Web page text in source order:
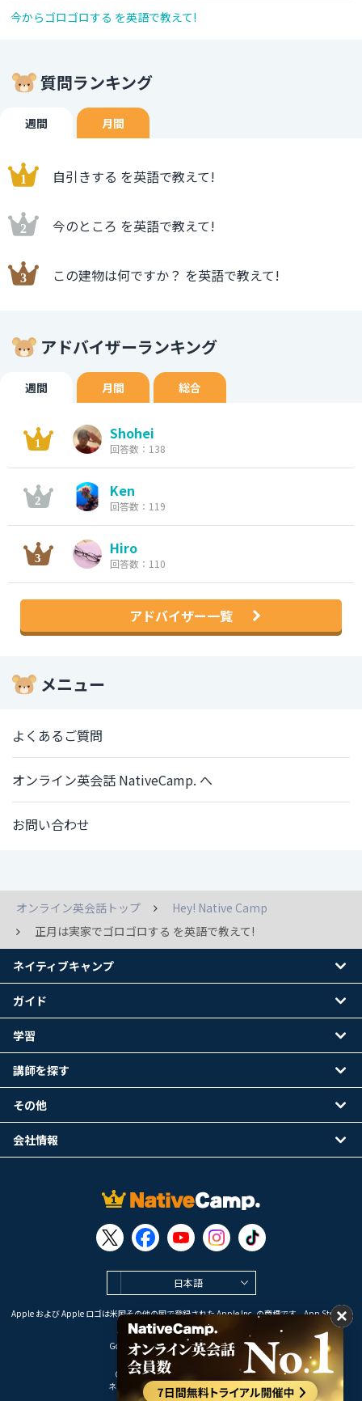
今からゴロゴロする を英語で教えて!
質問ランキング
週間 月間
自引きする を英語で教えて!
今のところ を英語で教えて!
この建物は何ですか？ を英語で教えて!
アドバイザーランキング
週間 月間 総合
Shohei
回答数：138
Ken
回答数：119
Hiro
回答数：110
アドバイザー一覧
メニュー
よくあるご質問
オンライン英会話 NativeCamp. へ
お問い合わせ
オンライン英会話トップ
Hey! Native Camp
正月は実家でゴロゴロする を英語で教えて!
日本語
Apple および Apple ロゴは米国その他の国で登録された Apple Inc. の商標です。App Store は
Apple Inc. のサービスマークです。
Google Play は Google LLC の商標です。
Copyright © 2026 オンライン英会話
ネイティブキャンプ All Rights Reserved.
ネイティブキャンプ
ガイド
学習
講師を探す
その他
会社情報